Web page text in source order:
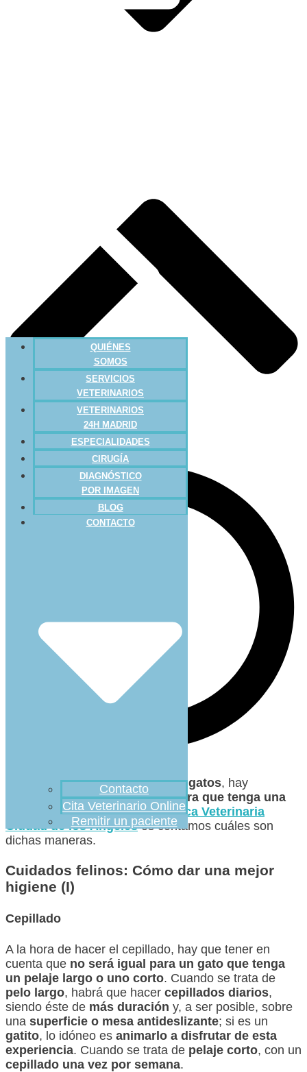
QUIÉNES
SOMOS
SERVICIOS
VETERINARIOS
VETERINARIOS
24H MADRID
ESPECIALIDADES
CIRUGÍA
DIAGNÓSTICO
POR IMAGEN
BLOG
CONTACTO
Contacto
Cita Veterinario Online
Remitir un paciente
A la hora decuidar de nuestros gatos, hay
diferentesformas de hacerlo para que tenga una
mejor higiene. Hoy, desdeClínica Veterinaria
Ciudad de los Ángelesos contamos cuáles son
dichas maneras.
Cuidados felinos: Cómo dar una mejor
higiene (I)
Cepillado
A la hora de hacer el cepillado, hay que tener en
cuenta que no será igual para un gato que tenga
un pelaje largo o uno corto. Cuando se trata de
pelo largo, habrá que hacer cepillados diarios,
siendo éste de más duración y, a ser posible, sobre
una superficie o mesa antideslizante; si es un
gatito, lo idóneo es animarlo a disfrutar de esta
experiencia. Cuando se trata de pelaje corto, con un
cepillado una vez por semana.